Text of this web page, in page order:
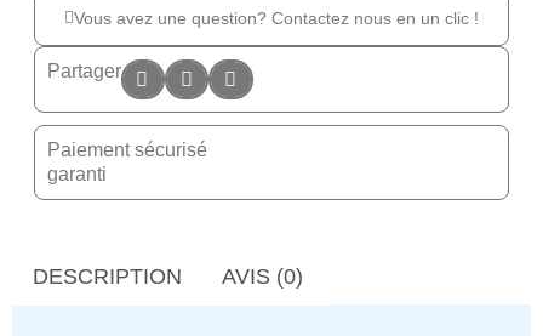
Vous avez une question? Contactez nous en un clic !
Partager
Paiement sécurisé
garanti
DESCRIPTION AVIS (0)